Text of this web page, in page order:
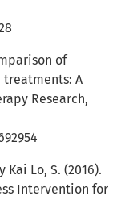
of
treatments: A
Research,
Kai Lo, S. (2016).
Intervention for